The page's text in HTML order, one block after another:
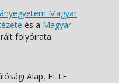
Magyar
és a Magyar
folyóirata.
Alap, ELTE